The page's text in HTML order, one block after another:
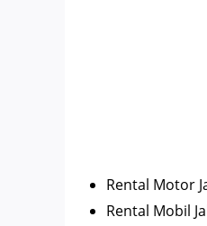
Rental Motor
Rental Mobil